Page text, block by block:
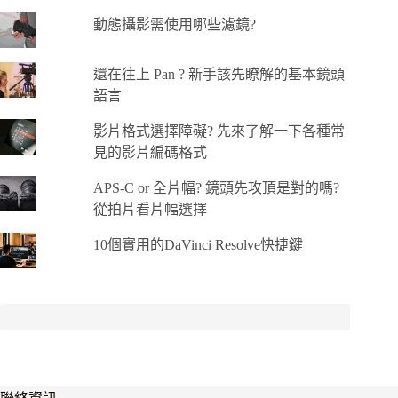
動態攝影需使用哪些濾鏡?
還在往上 Pan ? 新手該先瞭解的基本鏡頭
語言
影片格式選擇障礙? 先來了解一下各種常
見的影片編碼格式
APS-C or 全片幅? 鏡頭先攻頂是對的嗎?
從拍片看片幅選擇
10個實用的DaVinci Resolve快捷鍵